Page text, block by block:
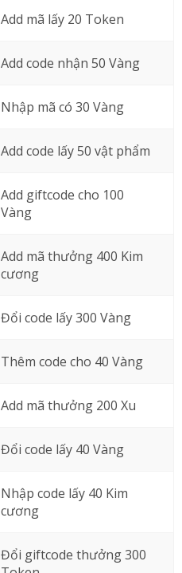
Add mã lấy 20 Token
Add code nhận 50 Vàng
Nhập mã có 30 Vàng
Add code lấy 50 vật phẩm
Add giftcode cho 100
Vàng
Add mã thưởng 400 Kim
cương
Đổi code lấy 300 Vàng
Thêm code cho 40 Vàng
Add mã thưởng 200 Xu
Đổi code lấy 40 Vàng
Nhập code lấy 40 Kim
cương
Đổi giftcode thưởng 300